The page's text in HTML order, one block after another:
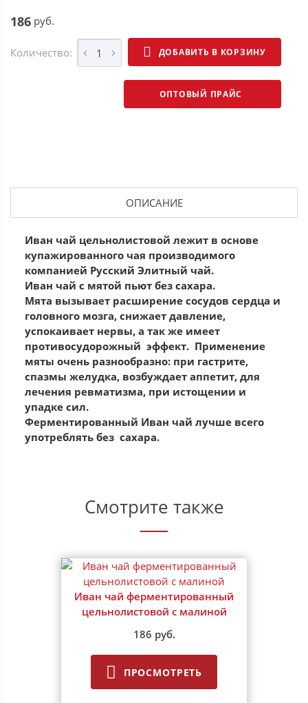
186 руб.
Количество: ДОБАВИТЬ В КОРЗИНУ
ОПТОВЫЙ ПРАЙС
ОПИСАНИЕ
Иван чай цельнолистовой лежит в основе
купажированного чая производимого
компанией Русский Элитный чай.
Иван чай с мятой пьют без сахара.
Мята вызывает расширение сосудов сердца и
головного мозга, снижает давление,
успокаивает нервы, а так же имеет
противосудорожный эффект. Применение
мяты очень разнообразно: при гастрите,
спазмы желудка, возбуждает аппетит, для
лечения ревматизма, при истощении и
упадке сил.
Ферментированный Иван чай лучше всего
употреблять без сахара.
Смотрите также
Иван чай ферментированный
цельнолистовой с малиной
186 руб.
ПРОСМОТРЕТЬ